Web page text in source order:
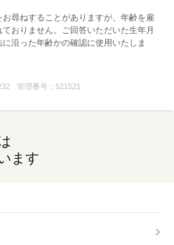
ヶ月）は支給なし
する
尋ねすることがありますが、年齢を雇
おりません。ご回答いただいた生年月
沿った年齢かの確認に使用いたしま
管理番号： 521521
ます